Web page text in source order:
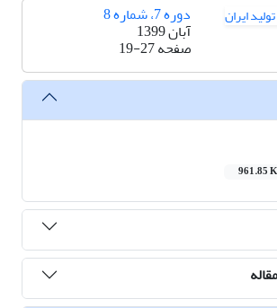
دوره 7، شماره 8
آبان 1399
صفحه19-27
961.85 K